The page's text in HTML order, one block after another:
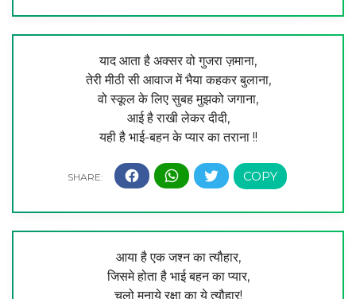
याद आता है अक्सर वो गुजरा ज़माना,
तेरी मीठी सी आवाज में भैया कहकर बुलाना,
वो स्कूल के लिए सुबह मुझको जगाना,
आई है राखी लेकर दीदी,
यही है भाई-बहन के प्यार का तराना !!
आया है एक जश्न का त्यौहार,
जिसमे होता है भाई बहन का प्यार,
चलो मनाये रक्षा का ये त्यौहार!